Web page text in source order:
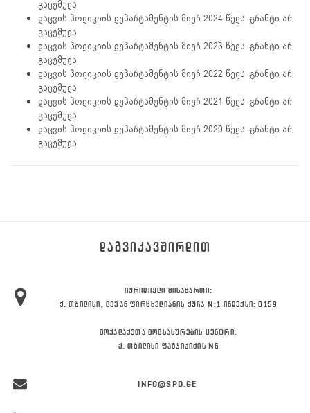
გაცემულა
დაცვის პოლიციის დეპარტამენტის მიერ 2024 წელს გრანტი არ
გაცემულა
დაცვის პოლიციის დეპარტამენტის მიერ 2023 წელს გრანტი არ
გაცემულა
დაცვის პოლიციის დეპარტამენტის მიერ 2022 წელს გრანტი არ
გაცემულა
დაცვის პოლიციის დეპარტამენტის მიერ 2021 წელს გრანტი არ
გაცემულა
დაცვის პოლიციის დეპარტამენტის მიერ 2020 წელს გრანტი არ
გაცემულა
ᲓᲐᲒᲕᲘᲙᲐᲕᲨᲘᲠᲓᲘᲗ
ᲘᲣᲠᲘᲓᲘᲣᲚᲘ ᲛᲘᲡᲐᲛᲐᲠᲗᲘ:
Ქ. ᲗᲑᲘᲚᲘᲡᲘ, ᲚᲔᲕᲐᲜ ᲤᲘᲠᲪᲮᲔᲚᲘᲐᲜᲘᲡ ᲥᲣᲩᲐ N:1 ᲘᲜᲓᲔᲥᲡᲘ: 0159
ᲛᲝᲥᲐᲚᲐᲥᲔᲗᲐ ᲛᲝᲛᲡᲐᲮᲣᲠᲔᲑᲘᲡ ᲪᲔᲜᲢᲠᲘ:
Ქ. ᲗᲑᲘᲚᲘᲡᲘ ᲤᲐᲜᲯᲘᲙᲘᲫᲘᲡ N6
INFO@SPD.GE